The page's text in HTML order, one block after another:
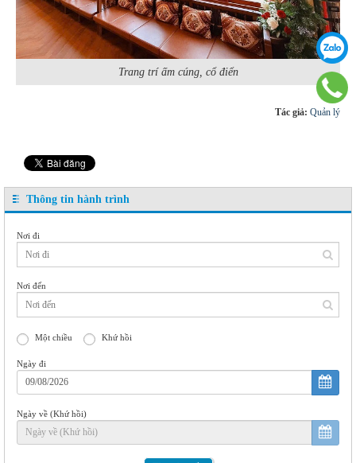
Trang trí ấm cúng, cổ điển
Tác giả: Quản lý
Thông tin hành trình
Nơi đi
Nơi đến
Một chiều Khứ hồi
Ngày đi
Ngày về (Khứ hồi)